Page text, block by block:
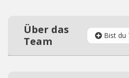
Über das
Team
Bist du